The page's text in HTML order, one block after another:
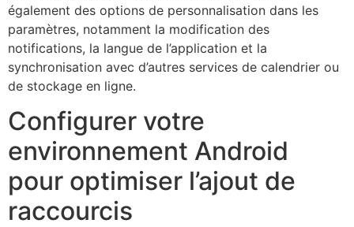
également des options de personnalisation dans les
paramètres, notamment la modification des
notifications, la langue de l’application et la
synchronisation avec d’autres services de calendrier ou
de stockage en ligne.
Configurer votre
environnement Android
pour optimiser l’ajout de
raccourcis